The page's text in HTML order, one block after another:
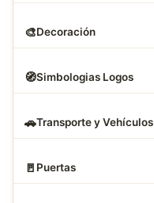
🎨Decoración
🧭Simbologias Logos
🚗Transporte y Vehículos
🚪 Puertas